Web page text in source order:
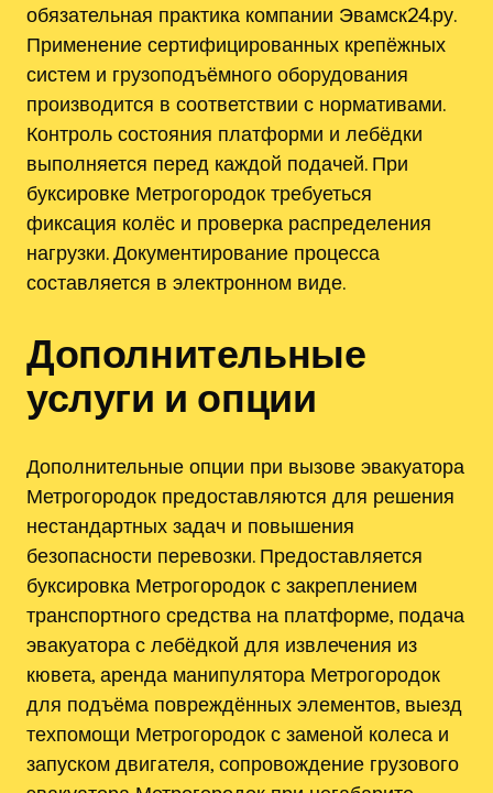
обязательная практика компании Эвамск24.ру.
Применение сертифицированных крепёжных
систем и грузоподъёмного оборудования
производится в соответствии с нормативами.
Контроль состояния платформи и лебёдки
выполняется перед каждой подачей. При
буксировке Метрогородок требуеться
фиксация колёс и проверка распределения
нагрузки. Документирование процесса
составляется в электронном виде.
Дополнительные
услуги и опции
Дополнительные опции при вызове эвакуатора
Метрогородок предоставляются для решения
нестандартных задач и повышения
безопасности перевозки. Предоставляется
буксировка Метрогородок с закреплением
транспортного средства на платформе, подача
эвакуатора с лебёдкой для извлечения из
кювета, аренда манипулятора Метрогородок
для подъёма повреждённых элементов, выезд
техпомощи Метрогородок с заменой колеса и
запуском двигателя, сопровождение грузового